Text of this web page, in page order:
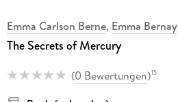
Emma Carlson Berne, Emma Bernay
The Secrets of Mercury
(0 Bewertungen)15